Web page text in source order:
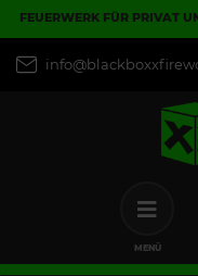
FEUERWERK FÜR PRIVAT
MENÜ